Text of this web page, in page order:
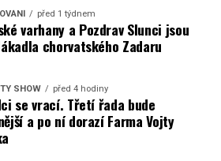
před 1 týdnem
varhany a Pozdrav Slunci jsou
chorvatského Zadaru
SHOW před 4 hodiny
se vrací. Třetí řada bude
a po ní dorazí Farma Vojty